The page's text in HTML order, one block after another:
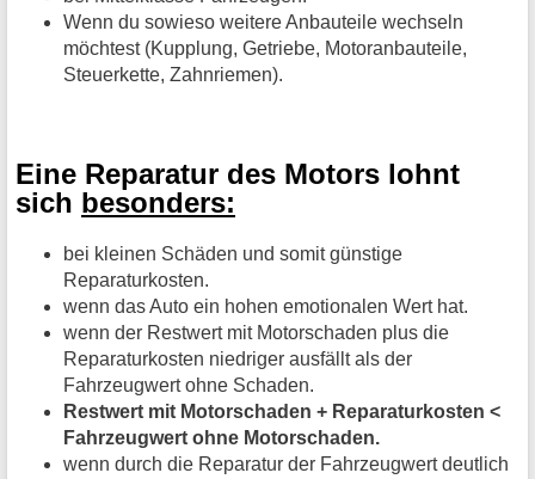
Wenn du sowieso weitere Anbauteile wechseln
möchtest (Kupplung, Getriebe, Motoranbauteile,
Steuerkette, Zahnriemen).
Eine Reparatur des Motors lohnt
sich besonders:
bei kleinen Schäden und somit günstige
Reparaturkosten.
wenn das Auto ein hohen emotionalen Wert hat.
wenn der Restwert mit Motorschaden plus die
Reparaturkosten niedriger ausfällt als der
Fahrzeugwert ohne Schaden.
Restwert mit Motorschaden + Reparaturkosten <
Fahrzeugwert ohne Motorschaden.
wenn durch die Reparatur der Fahrzeugwert deutlich